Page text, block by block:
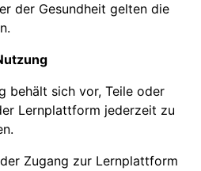
der Gesundheit gelten die
behält sich vor, Teile oder
Lernplattform jederzeit zu
Zugang zur Lernplattform